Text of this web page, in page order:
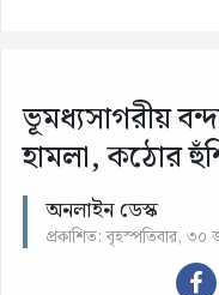
ভূমধ্যসাগরীয়
হামলা, কঠোর
অনলাইন ডেস্ক
প্রকাশিত: বৃহস্পতিবার, ৩০